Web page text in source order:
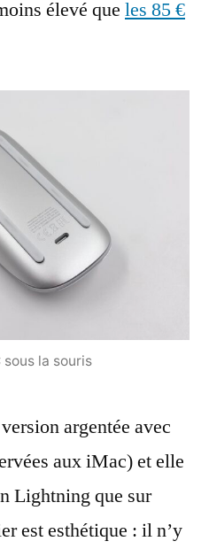
élevé que les 85 €
sous la souris
argentée avec
aux iMac) et elle
Lightning que sur
est esthétique : il n’y